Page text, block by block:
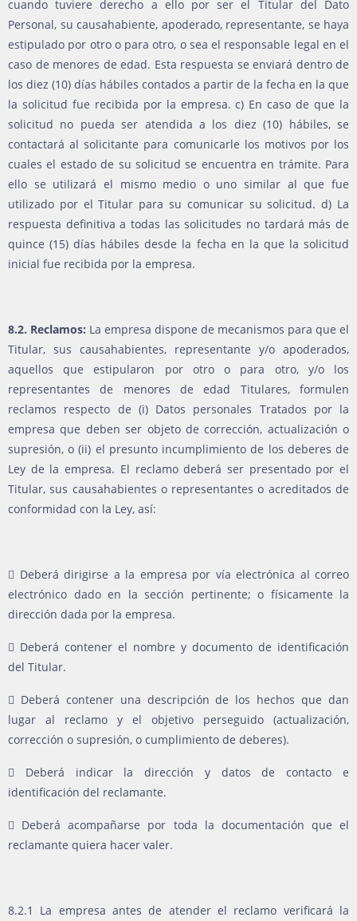
cuando tuviere derecho a ello por ser el Titular del Dato
Personal, su causahabiente, apoderado, representante, se haya
estipulado por otro o para otro, o sea el responsable legal en el
caso de menores de edad. Esta respuesta se enviará dentro de
los diez (10) días hábiles contados a partir de la fecha en la que
la solicitud fue recibida por la empresa. c) En caso de que la
solicitud no pueda ser atendida a los diez (10) hábiles, se
contactará al solicitante para comunicarle los motivos por los
cuales el estado de su solicitud se encuentra en trámite. Para
ello se utilizará el mismo medio o uno similar al que fue
utilizado por el Titular para su comunicar su solicitud. d) La
respuesta definitiva a todas las solicitudes no tardará más de
quince (15) días hábiles desde la fecha en la que la solicitud
inicial fue recibida por la empresa.
8.2. Reclamos: La empresa dispone de mecanismos para que el
Titular, sus causahabientes, representante y/o apoderados,
aquellos que estipularon por otro o para otro, y/o los
representantes de menores de edad Titulares, formulen
reclamos respecto de (i) Datos personales Tratados por la
empresa que deben ser objeto de corrección, actualización o
supresión, o (ii) el presunto incumplimiento de los deberes de
Ley de la empresa. El reclamo deberá ser presentado por el
Titular, sus causahabientes o representantes o acreditados de
conformidad con la Ley, así:
 Deberá dirigirse a la empresa por vía electrónica al correo
electrónico dado en la sección pertinente; o físicamente la
dirección dada por la empresa.
 Deberá contener el nombre y documento de identificación
del Titular.
 Deberá contener una descripción de los hechos que dan
lugar al reclamo y el objetivo perseguido (actualización,
corrección o supresión, o cumplimiento de deberes).
 Deberá indicar la dirección y datos de contacto e
identificación del reclamante.
 Deberá acompañarse por toda la documentación que el
reclamante quiera hacer valer.
8.2.1 La empresa antes de atender el reclamo verificará la